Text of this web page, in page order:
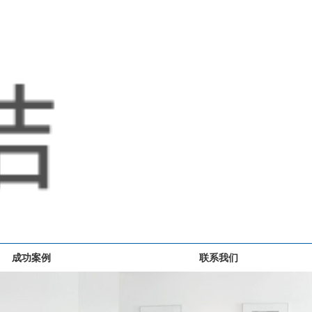
成功案例 联系我们